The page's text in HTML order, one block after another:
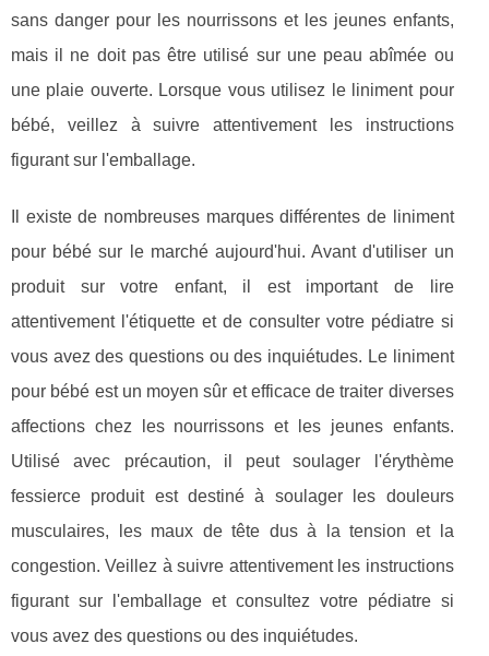
sans danger pour les nourrissons et les jeunes enfants,
mais il ne doit pas être utilisé sur une peau abîmée ou
une plaie ouverte. Lorsque vous utilisez le liniment pour
bébé, veillez à suivre attentivement les instructions
figurant sur l'emballage.
Il existe de nombreuses marques différentes de liniment
pour bébé sur le marché aujourd'hui. Avant d'utiliser un
produit sur votre enfant, il est important de lire
attentivement l'étiquette et de consulter votre pédiatre si
vous avez des questions ou des inquiétudes. Le liniment
pour bébé est un moyen sûr et efficace de traiter diverses
affections chez les nourrissons et les jeunes enfants.
Utilisé avec précaution, il peut soulager l'érythème
fessierce produit est destiné à soulager les douleurs
musculaires, les maux de tête dus à la tension et la
congestion. Veillez à suivre attentivement les instructions
figurant sur l'emballage et consultez votre pédiatre si
vous avez des questions ou des inquiétudes.